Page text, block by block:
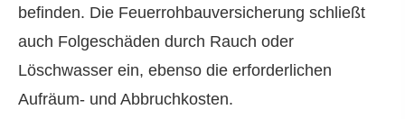
befinden. Die Feuerrohbauversicherung schließt
auch Folgeschäden durch Rauch oder
Löschwasser ein, ebenso die erforderlichen
Aufräum- und Abbruchkosten.